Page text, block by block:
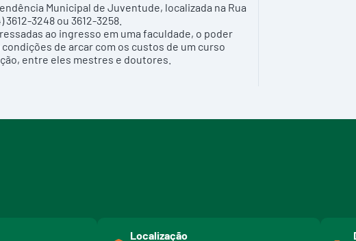
Municipal de Juventude, localizada na Rua
3248 ou 3612-3258.
ao ingresso em uma faculdade, o poder
de arcar com os custos de um curso
entre eles mestres e doutores.
Localização